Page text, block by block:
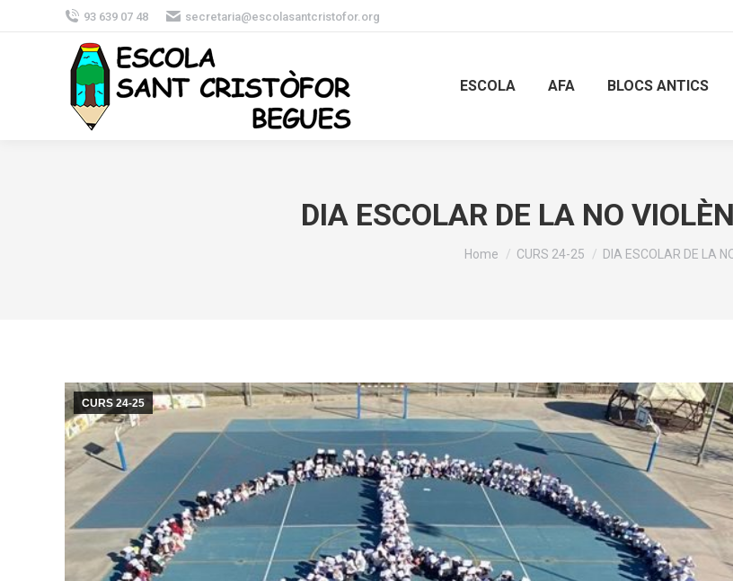
93 639 07 48 secretaria@escolasantcristofor.org
ESCOLA AFA BLOCS ANTICS
DIA ESCOLAR DE LA NO
You are here:
Home CURS 24-25 DIA ESCOLAR DE LA
CURS 24-25